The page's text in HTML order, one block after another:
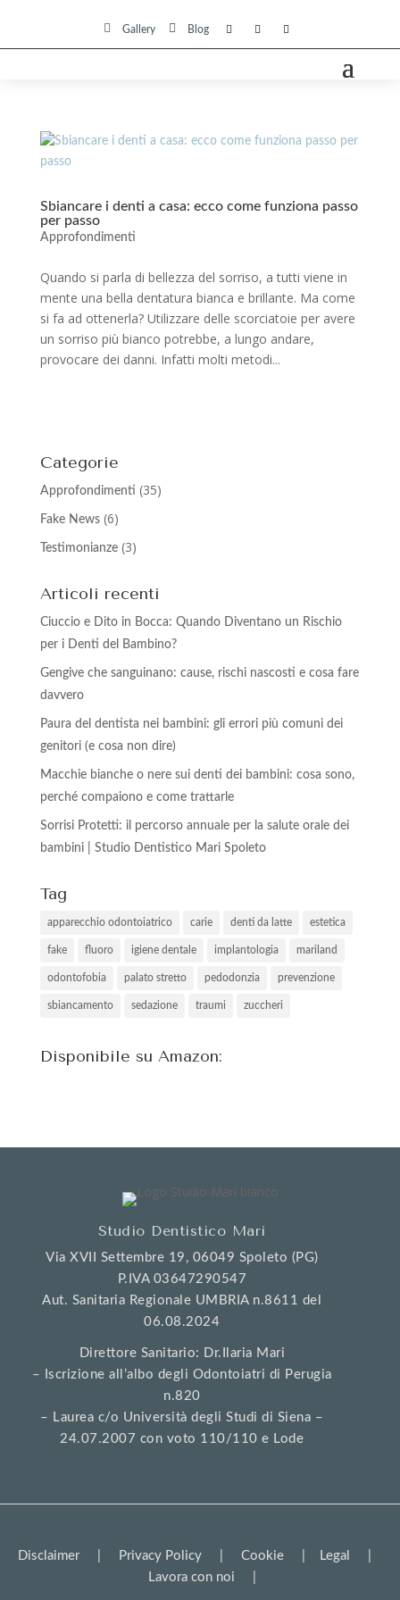
 Gallery  Blog
Sbiancare i denti a casa: ecco come funziona passo
per passo
Approfondimenti
Quando si parla di bellezza del sorriso, a tutti viene in
mente una bella dentatura bianca e brillante. Ma come
si fa ad ottenerla? Utilizzare delle scorciatoie per avere
un sorriso più bianco potrebbe, a lungo andare,
provocare dei danni. Infatti molti metodi...
Categorie
Approfondimenti (35)
Fake News(6)
Testimonianze(3)
Articoli recenti
Ciuccio e Dito in Bocca: Quando Diventano un Rischio
per i Denti del Bambino?
Gengive che sanguinano: cause, rischi nascosti e cosa fare
davvero
Paura del dentista nei bambini: gli errori più comuni dei
genitori (e cosa non dire)
Macchie bianche o nere sui denti dei bambini: cosa sono,
perché compaiono e come trattarle
Sorrisi Protetti: il percorso annuale per la salute orale dei
bambini | Studio Dentistico Mari Spoleto
Tag
apparecchio odontoiatrico carie denti da latte estetica
fake fluoro igiene dentale implantologia mariland
odontofobia palato stretto pedodonzia prevenzione
sbiancamento sedazione traumi zuccheri
Disponibile su Amazon:
Studio Dentistico Mari
Via XVII Settembre 19, 06049 Spoleto (PG)
P.IVA 03647290547
Aut. Sanitaria Regionale UMBRIA n.8611 del
06.08.2024
Direttore Sanitario: Dr.Ilaria Mari
– Iscrizione all’albo degli Odontoiatri di Perugia
n.820
– Laurea c/o Università degli Studi di Siena –
24.07.2007 con voto 110/110 e Lode
Disclaimer| Privacy Policy Cookie Legal
Lavora con noi